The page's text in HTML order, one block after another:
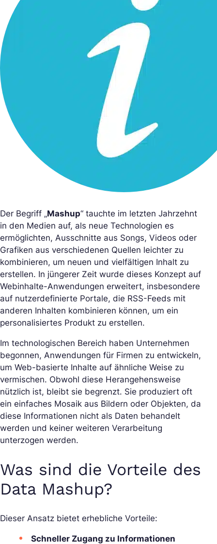
Der Begriff „Mashup“ tauchte im letzten Jahrzehnt
in den Medien auf, als neue Technologien es
ermöglichten, Ausschnitte aus Songs, Videos oder
Grafiken aus verschiedenen Quellen leichter zu
kombinieren, um neuen und vielfältigen Inhalt zu
erstellen. In jüngerer Zeit wurde dieses Konzept auf
Webinhalte-Anwendungen erweitert, insbesondere
auf nutzerdefinierte Portale, die RSS-Feeds mit
anderen Inhalten kombinieren können, um ein
personalisiertes Produkt zu erstellen.
Im technologischen Bereich haben Unternehmen
begonnen, Anwendungen für Firmen zu entwickeln,
um Web-basierte Inhalte auf ähnliche Weise zu
vermischen. Obwohl diese Herangehensweise
nützlich ist, bleibt sie begrenzt. Sie produziert oft
ein einfaches Mosaik aus Bildern oder Objekten, da
diese Informationen nicht als Daten behandelt
werden und keiner weiteren Verarbeitung
unterzogen werden.
Was sind die Vorteile des
Data Mashup?
Dieser Ansatz bietet erhebliche Vorteile:
Schneller Zugang zu Informationen